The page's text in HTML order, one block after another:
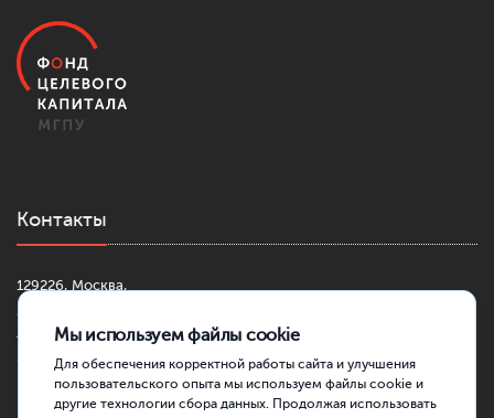
Контакты
129226, Москва,
+7 (499) 181-42-30
fond@mgpu.ru
Мы используем файлы cookie
Для обеспечения корректной работы сайта и улучшения
пользовательского опыта мы используем файлы cookie и
другие технологии сбора данных. Продолжая использовать